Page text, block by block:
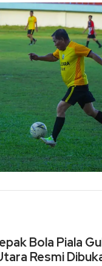
Bola Piala
Resmi